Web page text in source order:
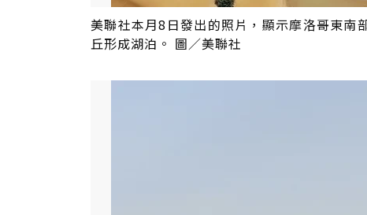
美聯社本月8日發出的照片，顯示摩洛哥東南
丘形成湖泊。 圖／美聯社